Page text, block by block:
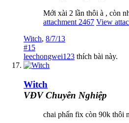
Mới xài 2 lần thôi à , còn
attachment 2467 View
Witch, 8/7/13
#15
leechongwei123 thích bài này.
Witch
VĐV Chuyên Nghiệp
chai phấn fix còn 90k thôi